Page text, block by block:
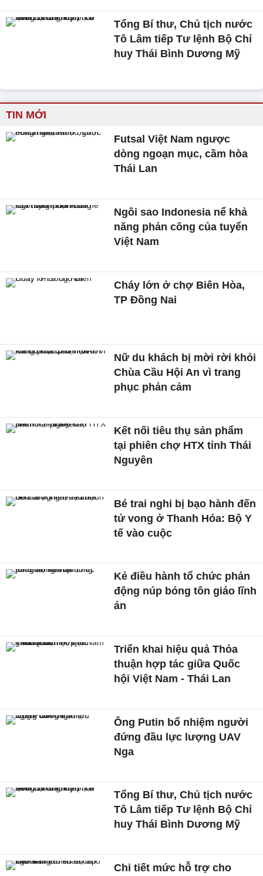
Tổng Bí thư, Chủ tịch nước
Tô Lâm tiếp Tư lệnh Bộ Chỉ
huy Thái Bình Dương Mỹ
TIN MỚI
Futsal Việt Nam ngược
dòng ngoạn mục, cầm hòa
Thái Lan
Ngôi sao Indonesia nể khả
năng phản công của tuyển
Việt Nam
Cháy lớn ở chợ Biên Hòa,
TP Đồng Nai
Nữ du khách bị mời rời khỏi
Chùa Cầu Hội An vì trang
phục phản cảm
Kết nối tiêu thụ sản phẩm
tại phiên chợ HTX tỉnh Thái
Nguyên
Bé trai nghi bị bạo hành đến
tử vong ở Thanh Hóa: Bộ Y
tế vào cuộc
Kẻ điều hành tổ chức phản
động núp bóng tôn giáo lĩnh
án
Triển khai hiệu quả Thỏa
thuận hợp tác giữa Quốc
hội Việt Nam - Thái Lan
Ông Putin bổ nhiệm người
đứng đầu lực lượng UAV
Nga
Tổng Bí thư, Chủ tịch nước
Tô Lâm tiếp Tư lệnh Bộ Chỉ
huy Thái Bình Dương Mỹ
Chi tiết mức hỗ trợ cho